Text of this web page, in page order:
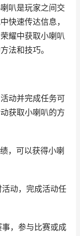
叭是玩家之间交
快速传达信息，
耀中获取小喇叭
法和技巧。
动并完成任务可
获取小喇叭的方
，可以获得小喇
动，完成活动任
，参与比赛或成